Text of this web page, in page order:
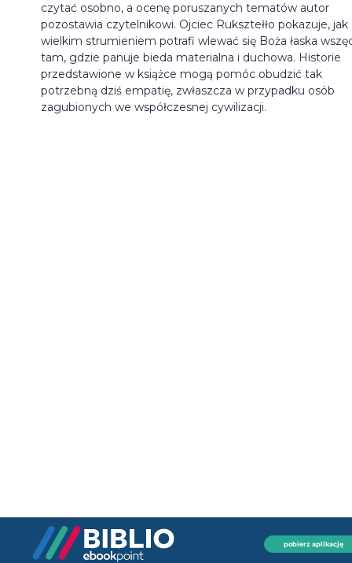
czytać osobno, a ocenę poruszanych tematów autor
pozostawia czytelnikowi. Ojciec Ruksztełło pokazuje, jak
wielkim strumieniem potrafi wlewać się Boża łaska
tam, gdzie panuje bieda materialna i duchowa. Historie
przedstawione w książce mogą pomóc obudzić tak
potrzebną dziś empatię, zwłaszcza w przypadku osób
zagubionych we współczesnej cywilizacji.
pobierz aplikację